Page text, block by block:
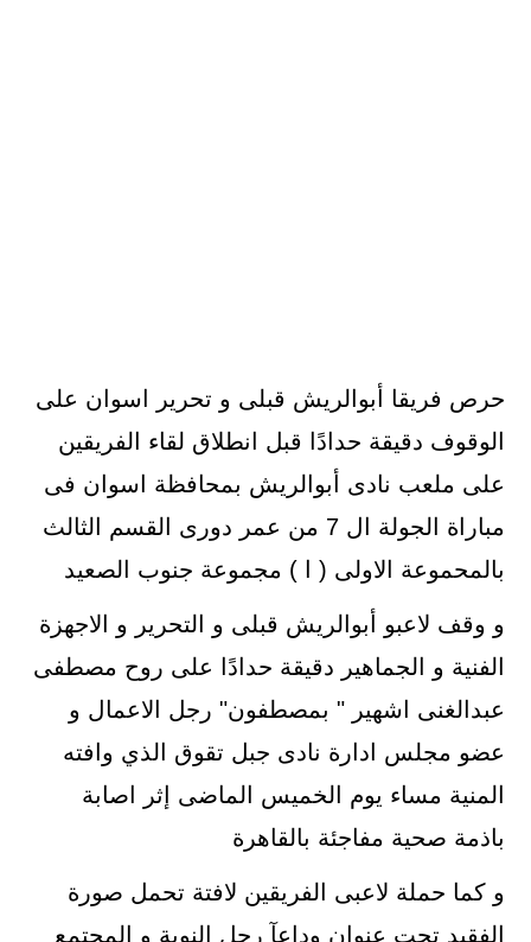
حرص فريقا أبوالريش قبلى و تحرير اسوان على
الوقوف دقيقة حدادًا قبل انطلاق لقاء الفريقين
على ملعب نادى أبوالريش بمحافظة اسوان فى
مباراة الجولة ال 7 من عمر دورى القسم الثالث
بالمحموعة الاولى ( ا ) مجموعة جنوب الصعيد
و وقف لاعبو أبوالريش قبلى و التحرير و الاجهزة
الفنية و الجماهير دقيقة حدادًا على روح مصطفى
عبدالغنى اشهير " بمصطفون" رجل الاعمال و
عضو مجلس ادارة نادى جبل تقوق الذي وافته
المنية مساء يوم الخميس الماضى إثر اصابة
باذمة صحية مفاجئة بالقاهرة
و كما حملة لاعبى الفريقين لافتة تحمل صورة
الفقيد تحت عنوان وداعآ رجل النوبة و المجتمع